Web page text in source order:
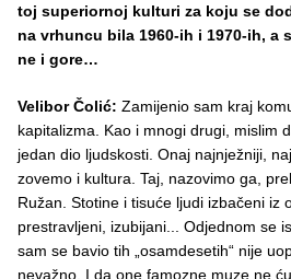
toj superiornoj kulturi za koju se
na vrhuncu bila 1960-ih i 1970-ih, a
ne i gore…
Velibor Čolić: Zamijenio sam kraj
kapitalizma. Kao i mnogi drugi, mislim
jedan dio ljudskosti. Onaj najnježniji,
zovemo i kultura. Taj, nazovimo ga,
Ružan. Stotine i tisuće ljudi izbačeni iz
prestravljeni, izubijani... Odjednom se
sam se bavio tih „osamdesetih“ nije
nevažno. I da one famozne muze ne